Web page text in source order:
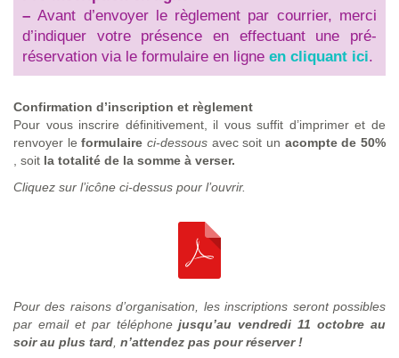
– Avant d’envoyer le règlement par courrier, merci
d’indiquer votre présence en effectuant une pré-
réservation via le formulaire en ligne en cliquant ici.
Confirmation d’inscription et règlement
Pour vous inscrire définitivement, il vous suffit d’imprimer et de
renvoyer leformulaireci-dessous avec soit un acompte de 50%
, soit la totalité de la somme à verser.
Cliquez sur l’icône ci-dessus pour l’ouvrir.
Pour des raisons d’organisation, les inscriptions seront possibles
par email et par téléphonejusqu’au vendredi 11 octobre au
soir au plus tard, n’attendez pas pour réserver !